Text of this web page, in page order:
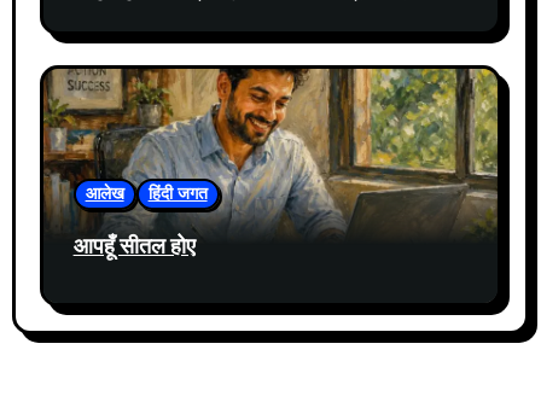
आयोजित
आलेख हिंदी जगत
आपहूँ सीतल होए